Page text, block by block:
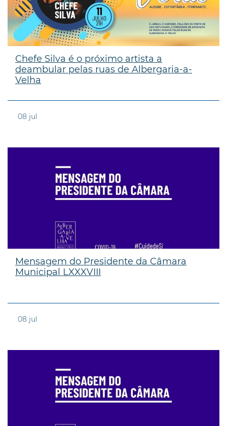
Chefe Silva é o próximo artista a
deambular pelas ruas de Albergaria-a-
Velha
08 jul
Mensagem do Presidente da Câmara
Municipal LXXXVIII
08 jul